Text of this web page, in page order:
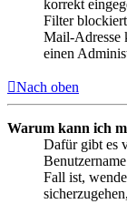
korrekt
Filter
Mail-Adresse
einen
Nach oben
Warum kann ich
Dafür gibt es
Fall ist,